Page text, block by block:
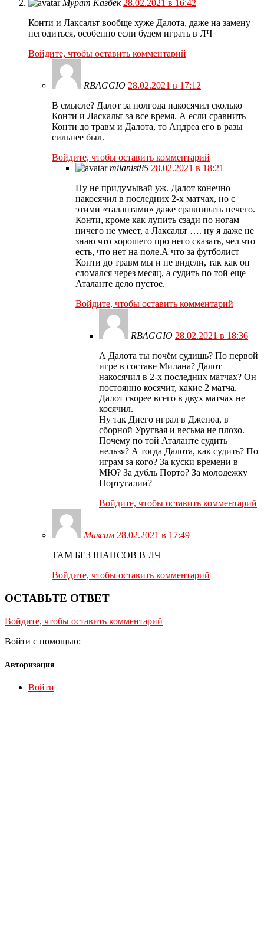
Мурат Казбек 28.02.2021 в 16:42
Конти и Лаксальт вообще хуже Далота, даже на замену
негодиться, особенно если будем играть в ЛЧ
Войдите, чтобы оставить комментарий
RBAGGIO 28.02.2021 в 17:12
В смысле? Далот за полгода накосячил сколько
Конти и Ласкальт за все время. А если сравнить
Конти до травм и Далота, то Андреа его в разы
сильнее был.
Войдите, чтобы оставить комментарий
milanist85 28.02.2021 в 18:21
Ну не придумывай уж. Далот конечно
накосячил в последних 2-х матчах, но с
этими «талантами» даже сравнивать нечего.
Конти, кроме как лупить сзади по ногам
ничего не умеет, а Лаксальт …. ну я даже не
знаю что хорошего про него сказать, чел что
есть, что нет на поле.А что за футболист
Конти до травм мы и не видели, так как он
сломался через месяц, а судить по той еще
Аталанте дело пустое.
Войдите, чтобы оставить комментарий
RBAGGIO 28.02.2021 в 18:36
А Далота ты почём судишь? По первой
игре в составе Милана? Далот
накосячил в 2-х последних матчах? Он
постоянно косячит, какие 2 матча.
Далот скорее всего в двух матчах не
косячил.
Ну так Диего играл в Дженоа, в
сборной Уругвая и весьма не плохо.
Почему по той Аталанте судить
нельзя? А тогда Далота, как судить? По
играм за кого? За куски времени в
МЮ? За дубль Порто? За молодежку
Португалии?
Войдите, чтобы оставить комментарий
Максим 28.02.2021 в 17:49
ТАМ БЕЗ ШАНСОВ В ЛЧ
Войдите, чтобы оставить комментарий
ОСТАВЬТЕ ОТВЕТ
Войдите, чтобы оставить комментарий
Войти с помощью:
Авторизация
Войти